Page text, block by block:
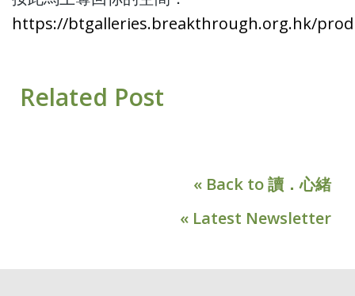
https://btgalleries.breakthrough.org.hk/
Related Post
« Back to 讀．心緒
« Latest Newsletter